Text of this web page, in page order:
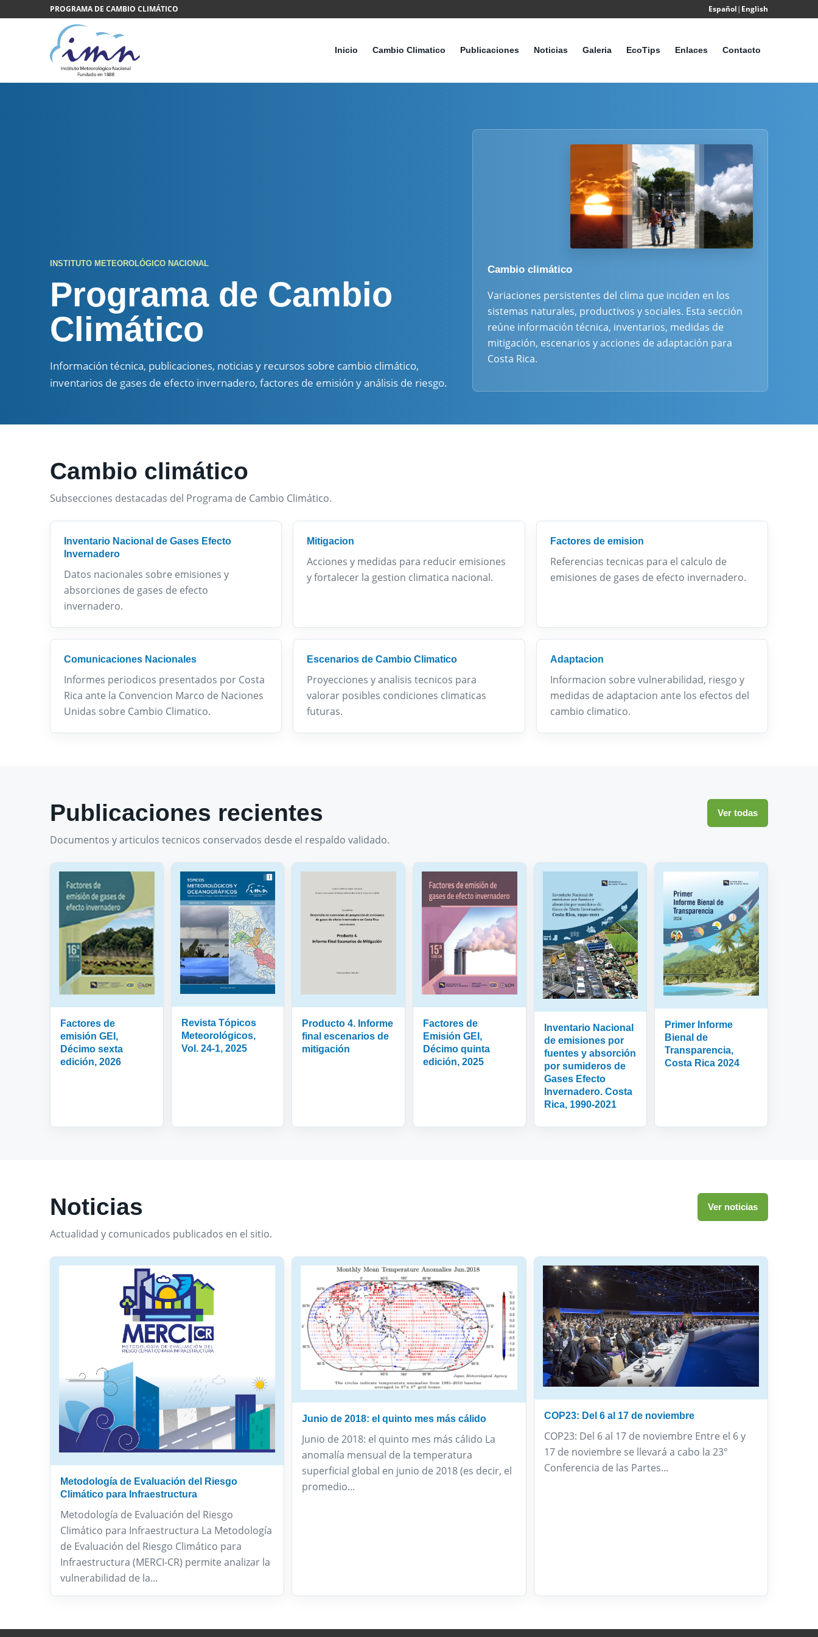
Saltar al contenidoPROGRAMA DE CAMBIO CLIMÁTICO Español| English
Inicio Cambio Climatico Publicaciones Noticias Galeria EcoTips Enlaces Contacto
INSTITUTO METEOROLÓGICO NACIONAL
Programa de Cambio
Climático
Información técnica, publicaciones, noticias y recursos sobre cambio climático,
inventarios de gases de efecto invernadero, factores de emisión y análisis de riesgo.
Cambio climático
Variaciones persistentes del clima que inciden en los
sistemas naturales, productivos y sociales. Esta sección
reúne información técnica, inventarios, medidas de
mitigación, escenarios y acciones de adaptación para
Costa Rica.
Cambio climático
Subsecciones destacadas del Programa de Cambio Climático.
Inventario Nacional de Gases Efecto
Invernadero
Datos nacionales sobre emisiones y
absorciones de gases de efecto
invernadero.
Mitigacion
Acciones y medidas para reducir emisiones
y fortalecer la gestion climatica nacional.
Factores de emision
Referencias tecnicas para el calculo de
emisiones de gases de efecto invernadero.
Comunicaciones Nacionales
Informes periodicos presentados por Costa
Rica ante la Convencion Marco de Naciones
Unidas sobre Cambio Climatico.
Escenarios de Cambio Climatico
Proyecciones y analisis tecnicos para
valorar posibles condiciones climaticas
futuras.
Adaptacion
Informacion sobre vulnerabilidad, riesgo y
medidas de adaptacion ante los efectos del
cambio climatico.
Publicaciones recientes
Documentos y articulos tecnicos conservados desde el respaldo validado.
Ver todas
Factores de
emisión GEI,
Décimo sexta
edición, 2026
Revista Tópicos
Meteorológicos,
Vol. 24-1, 2025
Producto 4. Informe
final escenarios de
mitigación
Factores de
Emisión GEI,
Décimo quinta
edición, 2025
Inventario Nacional
de emisiones por
fuentes y absorción
por sumideros de
Gases Efecto
Invernadero. Costa
Rica, 1990-2021
Primer Informe
Bienal de
Transparencia,
Costa Rica 2024
Noticias
Actualidad y comunicados publicados en el sitio.
Ver noticias
Metodología de Evaluación del Riesgo
Climático para Infraestructura
Metodología de Evaluación del Riesgo
Climático para Infraestructura La Metodología
de Evaluación del Riesgo Climático para
Infraestructura (MERCI-CR) permite analizar la
vulnerabilidad de la...
Junio de 2018: el quinto mes más cálido
Junio de 2018: el quinto mes más cálido La
anomalía mensual de la temperatura
superficial global en junio de 2018 (es decir, el
promedio...
COP23: Del 6 al 17 de noviembre
COP23: Del 6 al 17 de noviembre Entre el 6 y
17 de noviembre se llevará a cabo la 23°
Conferencia de las Partes...